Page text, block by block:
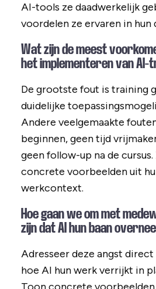
AI-tools ze daadwerkelijk
voordelen ze ervaren in hun
Wat zijn de meest
het implementeren van AI-
De grootste fout is training
duidelijke
Andere veelgemaakte
beginnen, geen tijd
geen follow-up na de
concrete voorbeelden uit
werkcontext.
Hoe gaan we om met
zijn dat AI hun baan
Adresseer deze angst
hoe AI hun werk verrijkt in